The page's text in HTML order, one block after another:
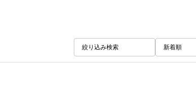
絞り込み検索 新着順